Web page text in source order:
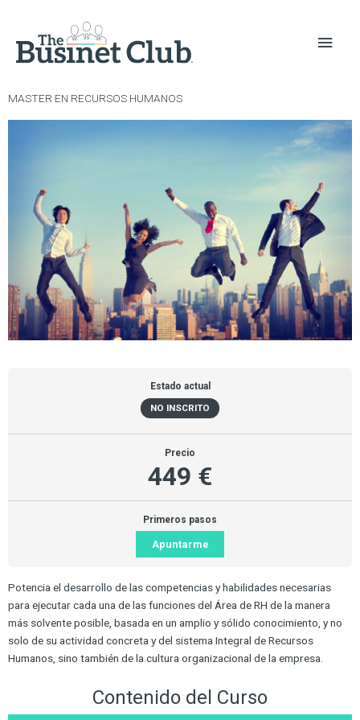
MASTER EN RECURSOS HUMANOS
Estado actual
NO INSCRITO
Precio
449 €
Primeros pasos
Apuntarme
Potencia el desarrollo de las competencias y habilidades necesarias
para ejecutar cada una de las funciones del Área de RH de la manera
más solvente posible, basada en un amplio y sólido conocimiento, y no
solo de su actividad concreta y del sistema Integral de Recursos
Humanos, sino también de la cultura organizacional de la empresa.
Contenido del Curso